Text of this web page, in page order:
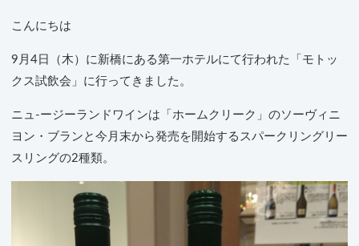
こんにちは
9月4日（木）に新橋にある第一ホテルにて行われた「モトッ
クス試飲会」に行ってきました。
ニュ-ージーランドワインは「ホームクリーク」のソーヴィニ
ヨン・ブランと今月末から発売を開始するスパークリングリー
スリングの2種類。